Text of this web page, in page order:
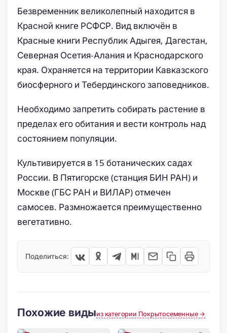
Безвременник великолепный находится в
Красной книге РСФСР. Вид включён в
Красные книги Республик Адыгея, Дагестан,
Северная Осетия-Алания и Краснодарского
края. Охраняется на территории Кавказского
биосферного и Тебердинского заповедников.
Необходимо запретить собирать растение в
пределах его обитания и вести контроль над
состоянием популяции.
Культивируется в 15 ботанических садах
России. В Пятигорске (станция БИН РАН) и
Москве (ГБС РАН и ВИЛАР) отмечен
самосев. Размножается преимущественно
вегетативно.
Поделиться:
Похожие видыиз категории Покрытосеменные →